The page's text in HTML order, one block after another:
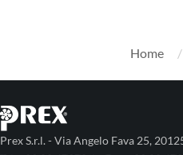
Home
Prex S.r.l. - Via Angelo Fava 25,